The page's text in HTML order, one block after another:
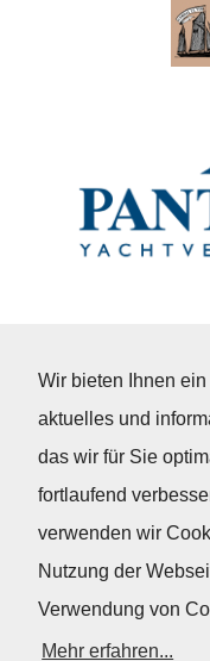
Wir bieten Ihnen
aktuelles und
das wir für Sie
fortlaufend
verwenden wir
Nutzung der
Verwendung von
Mehr erfahren...